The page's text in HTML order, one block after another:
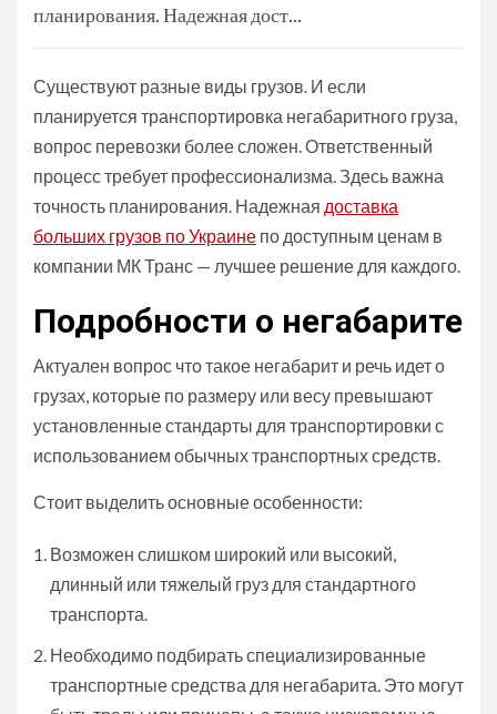
планирования. Надежная дост...
Существуют разные виды грузов. И если
планируется транспортировка негабаритного груза,
вопрос перевозки более сложен. Ответственный
процесс требует профессионализма. Здесь важна
точность планирования. Надежная доставка
больших грузов по Украине по доступным ценам в
компании МК Транс — лучшее решение для каждого.
Подробности о негабарите
Актуален вопрос что такое негабарит и речь идет о
грузах, которые по размеру или весу превышают
установленные стандарты для транспортировки с
использованием обычных транспортных средств.
Стоит выделить основные особенности:
Возможен слишком широкий или высокий,
длинный или тяжелый груз для стандартного
транспорта.
Необходимо подбирать специализированные
транспортные средства для негабарита. Это могут